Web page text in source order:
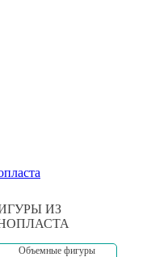
ИЗ
Объемные фигуры